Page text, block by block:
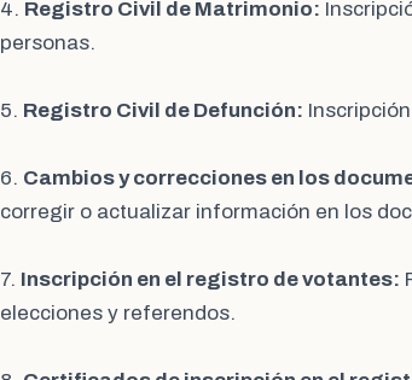
4. Registro Civil de Matrimonio:
personas.
5. Registro Civil de Defunción:
6. Cambios y correcciones en los
corregir o actualizar información en los
7. Inscripción en el registro de votantes:
elecciones y referendos.